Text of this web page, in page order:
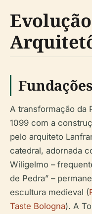
Evolução
A transformação da
1099 com a
pelo arquiteto
catedral, adornada
Wiligelmo –
de Pedra” –
escultura medieval (
Taste Bologna). A